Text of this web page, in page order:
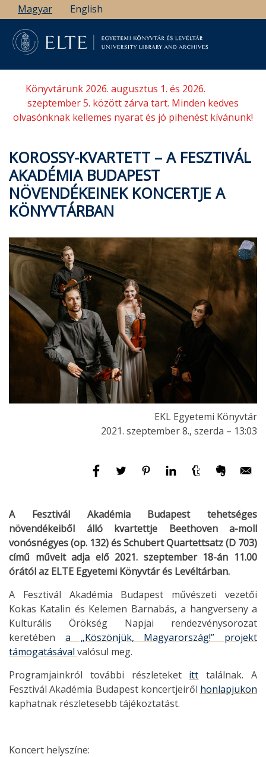
Ugrás
a
tartalomra
Magyar English
Könyvtárunk 2026. augusztus 1. és 2026.
szeptember 5. között zárva tart. Minden kedves
olvasónknak kellemes nyarat és jó pihenést kívánunk!
KOROSSY-KVARTETT – A FESZTIVÁL
AKADÉMIA BUDAPEST
NÖVENDÉKEINEK KONCERTJE A
KÖNYVTÁRBAN
EKL Egyetemi Könyvtár
2021. szeptember 8., szerda – 13:03
A Fesztivál Akadémia Budapest tehetséges
növendékeiből álló kvartettje Beethoven a-moll
vonósnégyes (op. 132) és Schubert Quartettsatz (D 703)
című műveit adja elő 2021. szeptember 18-án 11.00
órától az ELTE Egyetemi Könyvtár és Levéltárban.
A Fesztivál Akadémia Budapest művészeti vezetői
Kokas Katalin és Kelemen Barnabás, a hangverseny a
Kulturális Örökség Napjai rendezvénysorozat
keretében a „Köszönjük, Magyarország!” projekt
támogatásával valósul meg.
Programjainkról további részleteket itt találnak. A
Fesztivál Akadémia Budapest koncertjeiről honlapjukon
kaphatnak részletesebb tájékoztatást.
Koncert helyszíne: